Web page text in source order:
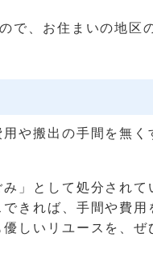
で、お住まいの地区
や搬出の手間を無く
」として処分されて
きれば、手間や費用
しいリユースを、ぜ